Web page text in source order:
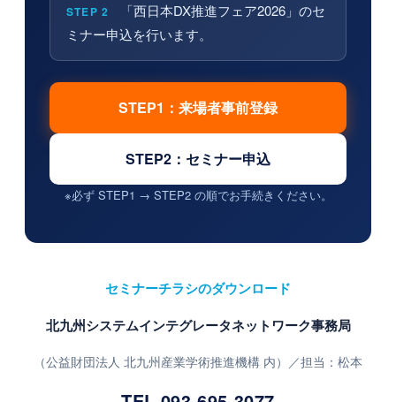
STEP 2
「西日本DX推進フェア2026」のセ
ミナー申込を行います。
STEP1：来場者事前登録
STEP2：セミナー申込
※必ず STEP1 → STEP2 の順でお手続きください。
セミナーチラシのダウンロード
北九州システムインテグレータネットワーク事務局
（公益財団法人 北九州産業学術推進機構 内）／担当：松本